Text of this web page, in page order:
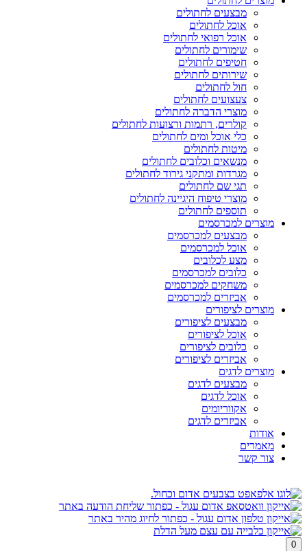
מבצעים לחתולים
אוכל לחתולים
אוכל רפואי לחתולים
שימורים לחתולים
חטיפים לחתולים
שירותים לחתולים
חול לחתולים
צעצועים לחתולים
מוצרי הדברה לחתולים
קולרים, רתמות ורצועות לחתולים
כלי אוכל ומים לחתולים
מיטות לחתולים
מנשאים וכלובים לחתולים
מגרדות ומתקני גירוד לחתולים
תגי שם לחתולים
מוצרי טיפוח היגיינה לחתולים
תוספים לחתולים
מוצרים למכרסמים
מבצעים למכרסמים
אוכל למכרסמים
מצע לכלובים
כלובים למכרסמים
משחקים למכרסמים
אביזרים למכרסמים
מוצרים לציפורים
מבצעים לציפורים
אוכל לציפורים
כלובים לציפורים
אביזרים לציפורים
מוצרים לדגים
מבצעים לדגים
אוכל לדגים
אקווריומים
אביזרים לדגים
אודות
מאמרים
צור קשר
0